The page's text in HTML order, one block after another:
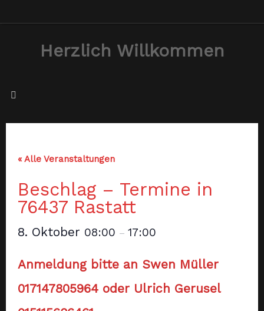
Herzlich Willkommen
« Alle Veranstaltungen
Beschlag – Termine in
76437 Rastatt
8. Oktober 08:00 – 17:00
Anmeldung bitte an Swen Müller
017147805964 oder Ulrich Gerusel